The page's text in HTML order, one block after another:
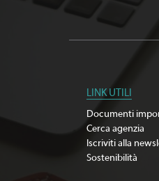
LINK UTILI
Documenti
Cerca agenzia
Iscriviti alla
Sostenibilità